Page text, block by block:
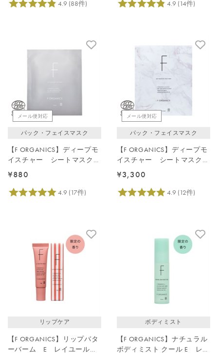
メール便対応
パック・フェイスマスク
【F ORGANICS】ディープモ
イスチャー シートマスク
1枚入
¥880
メール便対応
パック・フェイスマスク
【F ORGANICS】ディープモ
イスチャー シートマスク
4枚入
¥3,300
リップケア
【F ORGANICS】リップバタ
ーバーム E レイユールデ
ボディミスト
【F ORGANICS】ナチュラル
ボディミスト クール E レイ